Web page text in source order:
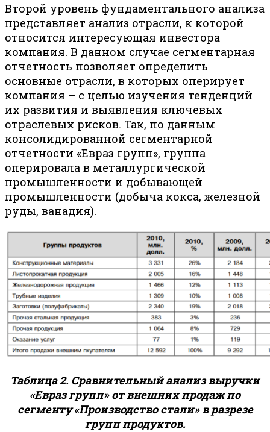
Второй уровень фундаментального анализа
представляет анализ отрасли, к которой
относится интересующая инвестора
компания. В данном случае сегментарная
отчетность позволяет определить
основные отрасли, в которых оперирует
компания – с целью изучения тенденций
их развития и выявления ключевых
отраслевых рисков. Так, по данным
консолидированной сегментарной
отчетности «Евраз групп», группа
оперировала в металлургической
промышленности и добывающей
промышленности (добыча кокса, железной
руды, ванадия).
Таблица 2. Сравнительный анализ выручки
«Евраз групп» от внешних продаж по
сегменту «Производство стали» в разрезе
групп продуктов.